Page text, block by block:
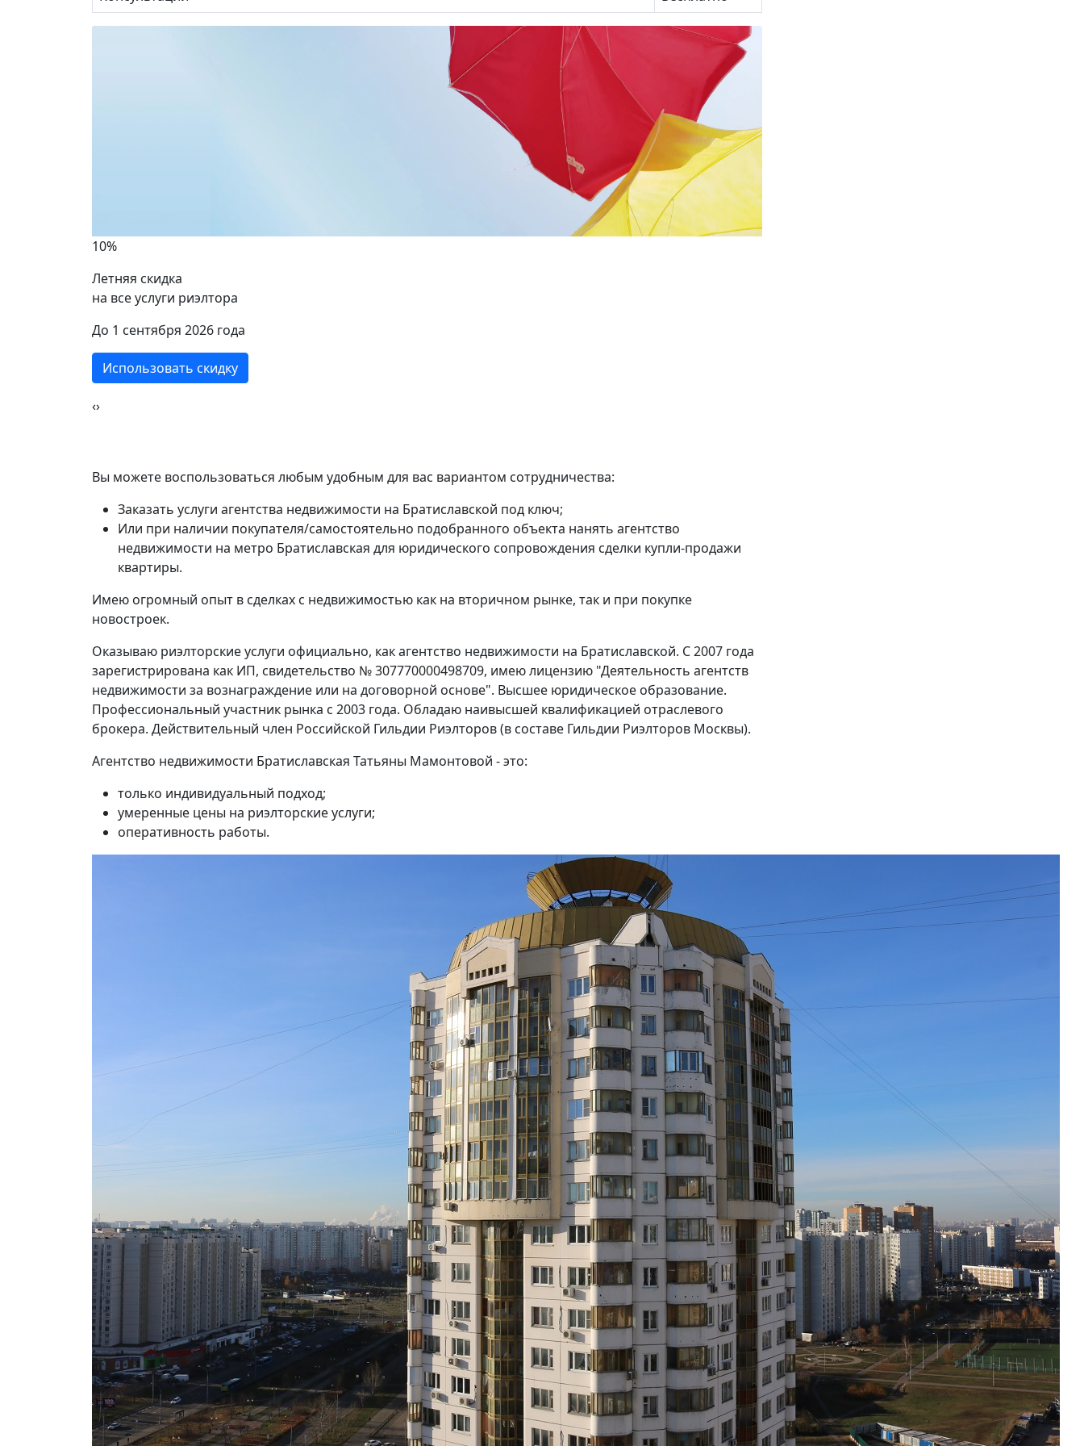
10%
Летняя скидка
на все услуги риэлтора
До 1 сентября 2026 года
Использовать скидку
‹›
Вы можете воспользоваться любым удобным для вас вариантом сотрудничества:
Заказать услуги агентства недвижимости на Братиславской под ключ;
Или при наличии покупателя/самостоятельно подобранного объекта нанять агентство
недвижимости на метро Братиславская для юридического сопровождения сделки купли-продажи
квартиры.
Имею огромный опыт в сделках с недвижимостью как на вторичном рынке, так и при покупке
новостроек.
Оказываю риэлторские услуги официально, как агентство недвижимости на Братиславской. С 2007 года
зарегистрирована как ИП, свидетельство № 307770000498709, имею лицензию "Деятельность агентств
недвижимости за вознаграждение или на договорной основе". Высшее юридическое образование.
Профессиональный участник рынка с 2003 года. Обладаю наивысшей квалификацией отраслевого
брокера. Действительный член Российской Гильдии Риэлторов (в составе Гильдии Риэлторов Москвы).
Агентство недвижимости Братиславская Татьяны Мамонтовой - это:
только индивидуальный подход;
умеренные цены на риэлторские услуги;
оперативность работы.